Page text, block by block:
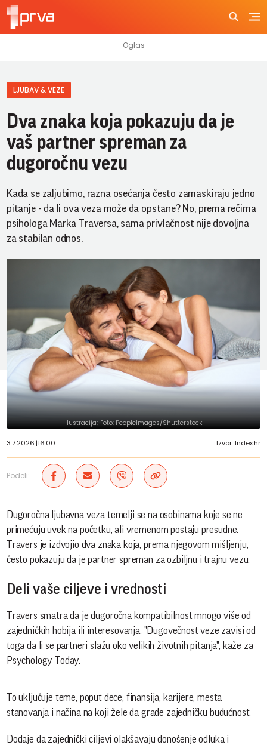
LJUBAV & VEZE
Dva znaka koja pokazuju da je
vaš partner spreman za
dugoročnu vezu
Kada se zaljubimo, razna osećanja često zamaskiraju jedno
pitanje - da li ova veza može da opstane? No, prema rečima
psihologa Marka Traversa, sama privlačnost nije dovoljna
za stabilan odnos.
Ilustracija; Foto: PeopleImages/Shutterstock
3.7.2026.|16:00 Izvor: Index.hr
Podeli:
Dugoročna ljubavna veza temelji se na osobinama koje se ne
primećuju uvek na početku, ali vremenom postaju presudne.
Travers je izdvojio dva znaka koja, prema njegovom mišljenju,
često pokazuju da je partner spreman za ozbiljnu i trajnu vezu.
Deli vaše ciljeve i vrednosti
Travers smatra da je dugoročna kompatibilnost mnogo više od
zajedničkih hobija ili interesovanja. "Dugovečnost veze zavisi od
toga da li se partneri slažu oko velikih životnih pitanja", kaže za
Psychology Today.
To uključuje teme, poput dece, finansija, karijere, mesta
stanovanja i načina na koji žele da grade zajedničku budućnost.
Dodaje da zajednički ciljevi olakšavaju donošenje odluka i